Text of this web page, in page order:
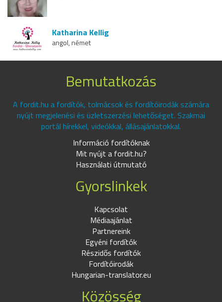
Katharina Kellig
angol, német
Bemutatkozás
A fordit.hu a fordítók, tolmácsok és fordítóirodák számára
nyújt megjelenési és üzletszerzési lehetőséget. Szakmai
portál hírekkel, videókkal, állásajánlatokkal.
Információ fordítóknak
Mit nyújt a fordit.hu?
Használati útmutató
Gyorslinkek
Kapcsolat
Médiaajánlat
Partnereink
Egyéni fordítók
Részidős fordítók
Fordítóirodák
Hungarian-translator.eu
Közösség